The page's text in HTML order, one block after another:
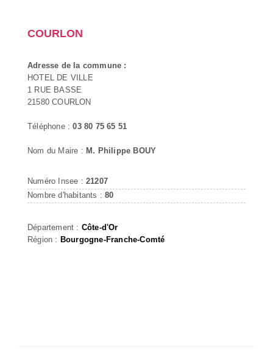
COURLON
Adresse de la commune :
HOTEL DE VILLE
1 RUE BASSE
21580 COURLON
Téléphone :03 80 75 65 51
Nom du Maire : M. Philippe BOUY
Numéro Insee : 21207
Nombre d'habitants :80
Département : Côte-d'Or
Région : Bourgogne-Franche-Comté